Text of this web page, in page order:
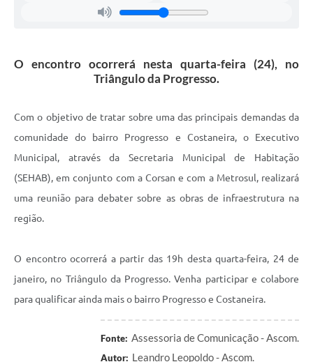
O encontro ocorrerá nesta quarta-feira (24), no
Triângulo da Progresso.
Com o objetivo de tratar sobre uma das principais demandas da
comunidade do bairro Progresso e Costaneira, o Executivo
Municipal, através da Secretaria Municipal de Habitação
(SEHAB), em conjunto com a Corsan e com a Metrosul, realizará
uma reunião para debater sobre as obras de infraestrutura na
região.
O encontro ocorrerá a partir das 19h desta quarta-feira, 24 de
janeiro, no Triângulo da Progresso. Venha participar e colabore
para qualificar ainda mais o bairro Progresso e Costaneira.
Fonte: Assessoria de Comunicação - Ascom.
Autor: Leandro Leopoldo - Ascom.